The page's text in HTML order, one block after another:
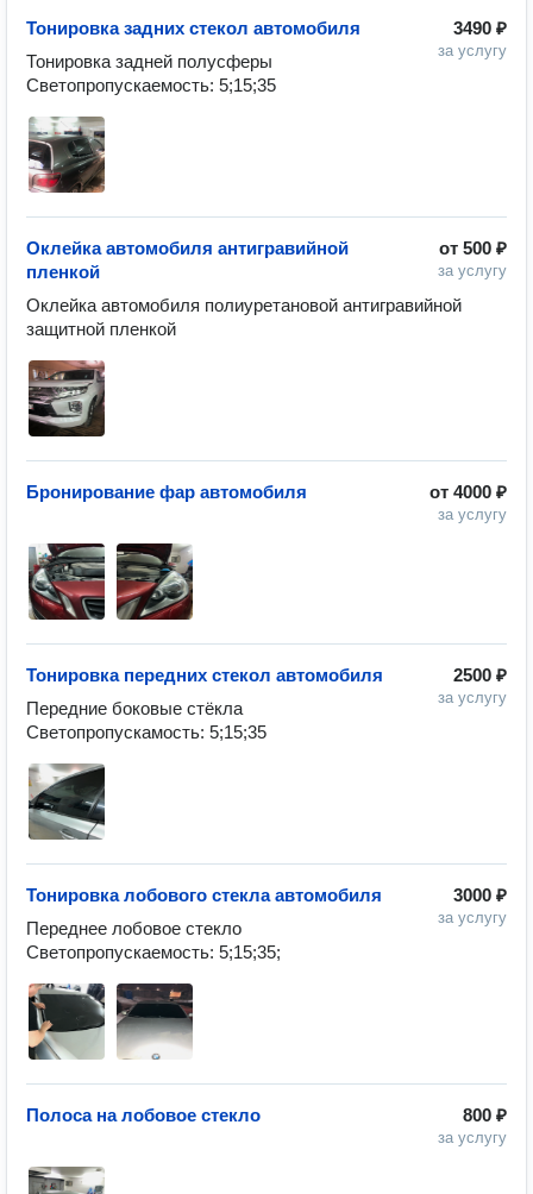
3490 ₽
за услугу
Тонировка задних стекол автомобиля
Тонировка задней полусферы
Светопропускаемость: 5;15;35
от 500 ₽
за услугу
Оклейка автомобиля антигравийной
пленкой
Оклейка автомобиля полиуретановой антигравийной
от 4000 ₽
за услугу
Бронирование фар автомобиля
2500 ₽
за услугу
Тонировка передних стекол автомобиля
Передние боковые стёкла
Светопропускамость: 5;15;35
3000 ₽
за услугу
Тонировка лобового стекла автомобиля
Переднее лобовое стекло
Светопропускаемость: 5;15;35;
800 ₽
за услугу
Полоса на лобовое стекло